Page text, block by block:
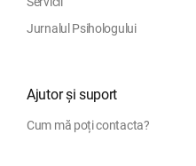
Jurnalul Psihologului
Ajutor și suport
Cum mă poți contacta?